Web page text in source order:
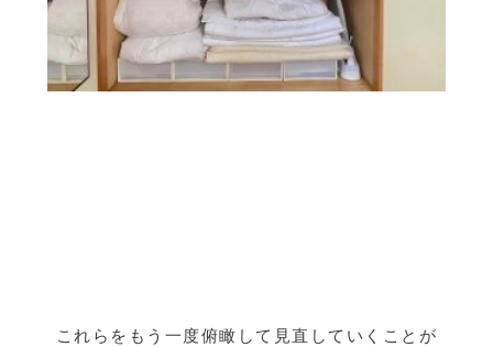
これらをもう一度俯瞰して見直していくことが